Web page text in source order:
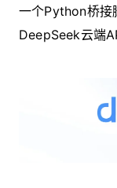
一个Python桥接
DeepSeek云端